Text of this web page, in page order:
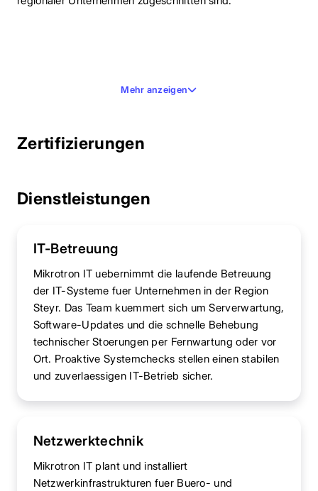
Mehr anzeigen
Zertifizierungen
Dienstleistungen
IT-Betreuung
Mikrotron IT uebernimmt die laufende Betreuung
der IT-Systeme fuer Unternehmen in der Region
Steyr. Das Team kuemmert sich um Serverwartung,
Software-Updates und die schnelle Behebung
technischer Stoerungen per Fernwartung oder vor
Ort. Proaktive Systemchecks stellen einen stabilen
und zuverlaessigen IT-Betrieb sicher.
Netzwerktechnik
Mikrotron IT plant und installiert
Netzwerkinfrastrukturen fuer Buero- und